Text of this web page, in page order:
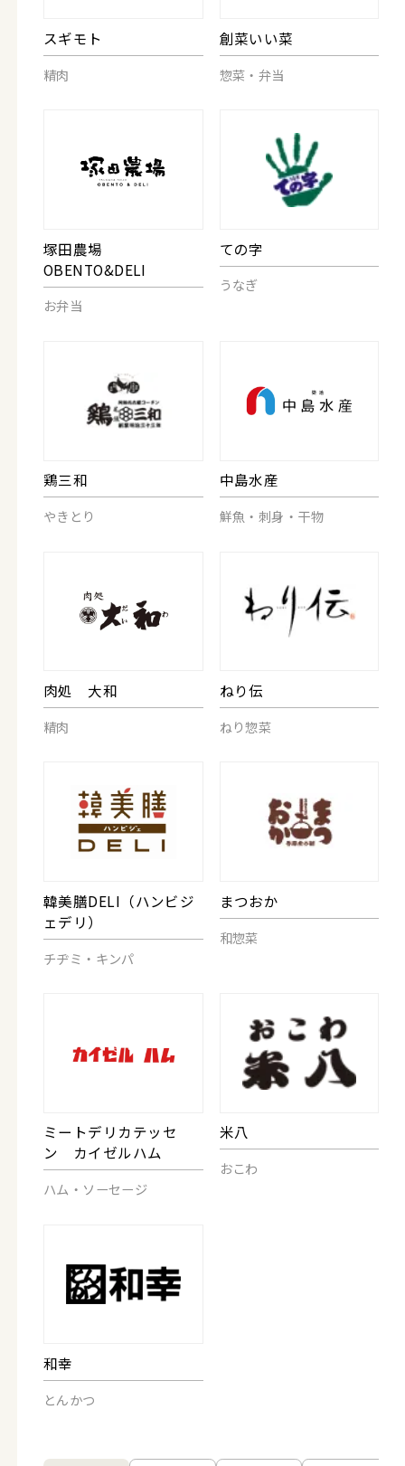
スギモト
精肉
創菜いい菜
惣菜・弁当
塚田農場
OBENTO&DELI
お弁当
ての字
うなぎ
鶏三和
やきとり
中島水産
鮮魚・刺身・干物
肉処 大和
精肉
ねり伝
ねり惣菜
韓美膳DELI（ハンビジ
ェデリ）
チヂミ・キンパ
まつおか
和惣菜
ミートデリカテッセ
ン カイゼルハム
ハム・ソーセージ
米八
おこわ
和幸
とんかつ